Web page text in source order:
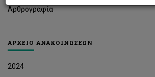
Αρθρογραφία
ΑΡΧΕΙΟ ΑΝΑΚΟΙΝΩΣΕΩΝ
2024